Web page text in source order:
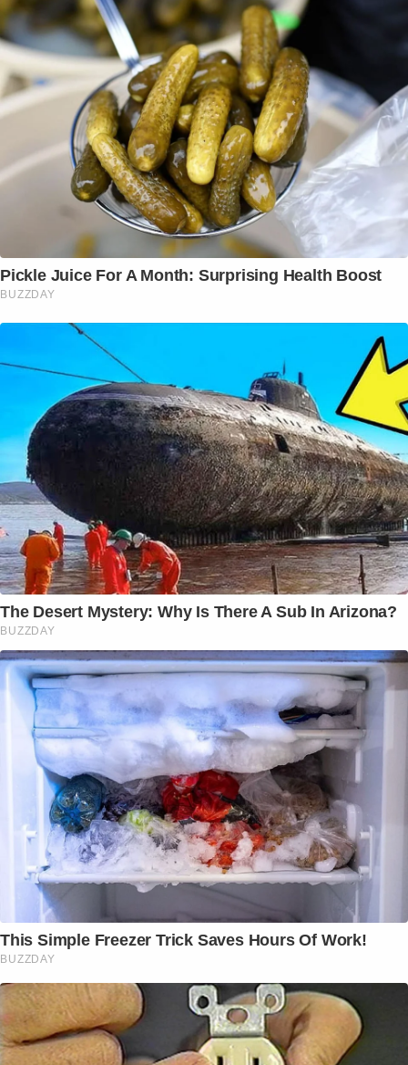
Pickle Juice For A Month: Surprising Health Boost
BUZZDAY
The Desert Mystery: Why Is There A Sub In Arizona?
BUZZDAY
This Simple Freezer Trick Saves Hours Of Work!
BUZZDAY